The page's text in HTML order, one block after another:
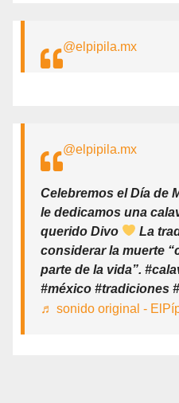
@elpipila.mx
@elpipila.mx
Celebremos el Día de
le dedicamos una
querido Divo
La
considerar la muerte
parte de la vida”.
#méxico #tradiciones
♬ sonido original -